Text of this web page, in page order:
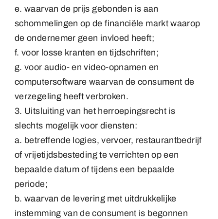
e. waarvan de prijs gebonden is aan
schommelingen op de financiële markt waarop
de ondernemer geen invloed heeft;
f. voor losse kranten en tijdschriften;
g. voor audio- en video-opnamen en
computersoftware waarvan de consument de
verzegeling heeft verbroken.
3. Uitsluiting van het herroepingsrecht is
slechts mogelijk voor diensten:
a. betreffende logies, vervoer, restaurantbedrijf
of vrijetijdsbesteding te verrichten op een
bepaalde datum of tijdens een bepaalde
periode;
b. waarvan de levering met uitdrukkelijke
instemming van de consument is begonnen